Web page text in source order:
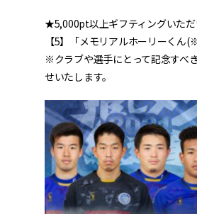
★5,000pt以上ギフティングいただ
【5】「メモリアルホーリーく
※クラブや選手にとって記念す
せいたします。